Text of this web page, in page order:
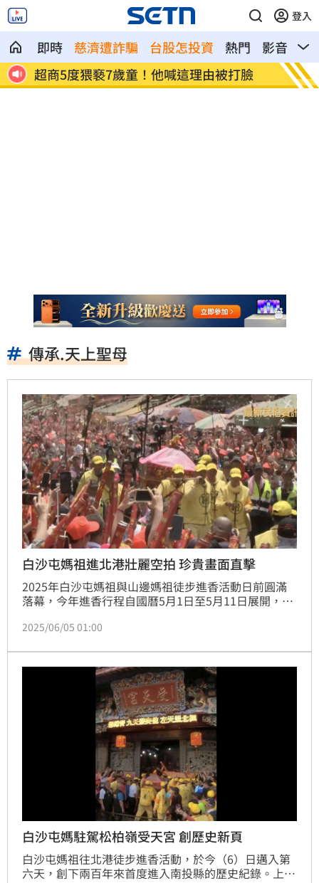
登入
即時 慈濟遭詐騙 台股怎投資 熱門 影音
熱
雄
超商5度猥褻7歲童！他喊這理由被打臉
環
傳承.天上聖母
白沙屯媽祖進北港壯麗空拍 珍貴畫面直擊
2025年白沙屯媽祖與山邊媽祖徒步進香活動日前圓滿
落幕，今年進香行程自國曆5月1日至5月11日展開，由
宮。報名人數高達32萬人，去程更僅花費約36小時，
2025/06/05 01:00
白沙屯媽駐駕松柏嶺受天宮 創歷史新頁
白沙屯媽祖往北港徒步進香活動，於今（6）日邁入第
六天，創下兩百年來首度進入南投縣的歷史紀錄。上午